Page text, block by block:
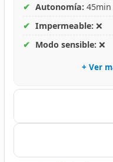
✔ Autonomía: 45min
✔ Impermeable: ❌
✔ Modo sensible: ❌
+ Ver